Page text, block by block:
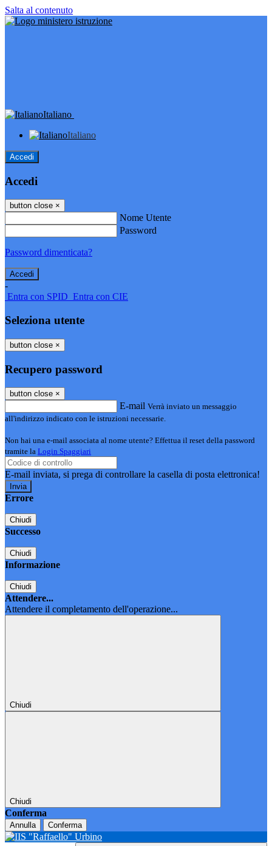
Salta al contenuto
Italiano
Italiano
Accedi
Accedi
button close ×
Nome Utente
Password
Password dimenticata?
-
Entra con SPID Entra con CIE
Seleziona utente
button close ×
Recupero password
button close ×
E-mail Verrà inviato un messaggio
all'indirizzo indicato con le istruzioni necessarie.
Non hai una e-mail associata al nome utente? Effettua il reset della password
tramite la Login Spaggiari
E-mail inviata, si prega di controllare la casella di posta elettronica!
Errore
Chiudi
Successo
Chiudi
Informazione
Chiudi
Attendere...
Attendere il completamento dell'operazione...
Chiudi
Chiudi
Conferma
Annulla Conferma